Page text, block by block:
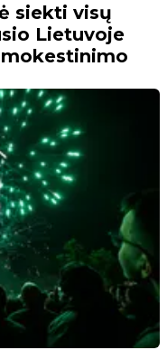
siekti visų
Lietuvoje